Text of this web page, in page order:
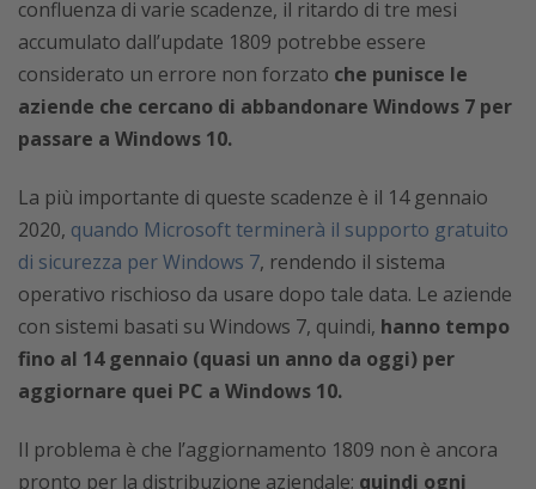
confluenza di varie scadenze, il ritardo di tre mesi
accumulato dall’update 1809 potrebbe essere
considerato un errore non forzato che punisce le
aziende che cercano di abbandonare Windows 7 per
passare a Windows 10.
La più importante di queste scadenze è il 14 gennaio
2020, quando Microsoft terminerà il supporto gratuito
di sicurezza per Windows 7, rendendo il sistema
operativo rischioso da usare dopo tale data. Le aziende
con sistemi basati su Windows 7, quindi, hanno tempo
fino al 14 gennaio (quasi un anno da oggi) per
aggiornare quei PC a Windows 10.
Il problema è che l’aggiornamento 1809 non è ancora
pronto per la distribuzione aziendale; quindi ogni